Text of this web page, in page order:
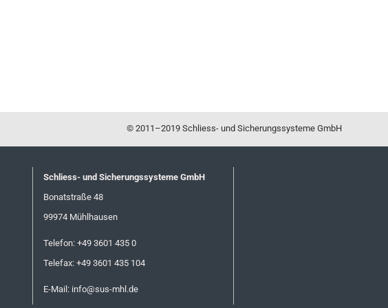
© 2011–2019 Schliess- und Sicherungssysteme GmbH
Schliess- und Sicherungssysteme GmbH
Bonatstraße 48
99974 Mühlhausen
Telefon: +49 3601 435 0
Telefax: +49 3601 435 104
E-Mail: info@sus-mhl.de